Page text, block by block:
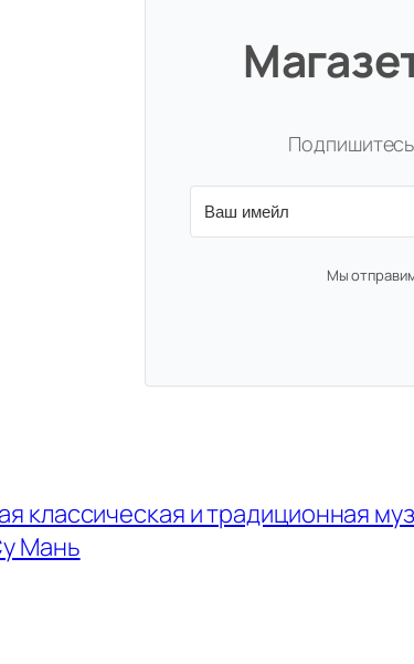
Мы
классическая и традиционная
Мань